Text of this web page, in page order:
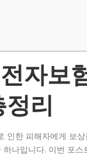
자보
리
인한 피해자에게 보
나입니다. 이번 포